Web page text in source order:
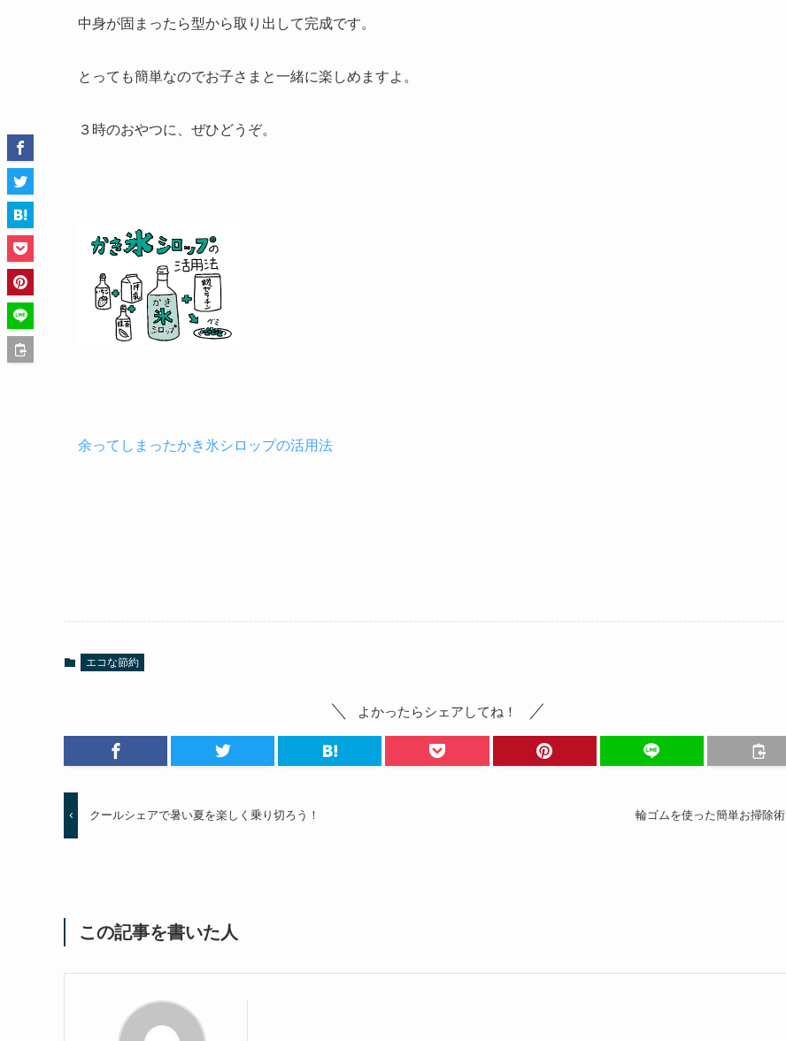
中身が固まったら型から取り出して完成です。
とっても簡単なのでお子さまと一緒に楽しめますよ。
３時のおやつに、ぜひどうぞ。
余ってしまったかき氷シロップの活用法
エコな節約
よかったらシェアしてね！
クールシェアで暑い夏を楽しく乗り切ろう！ 輪ゴムを使った簡単お掃除術
この記事を書いた人